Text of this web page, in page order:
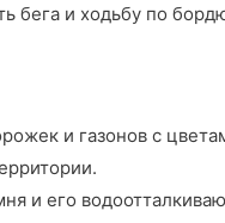
бега и ходьбу по
и газонов с
и его